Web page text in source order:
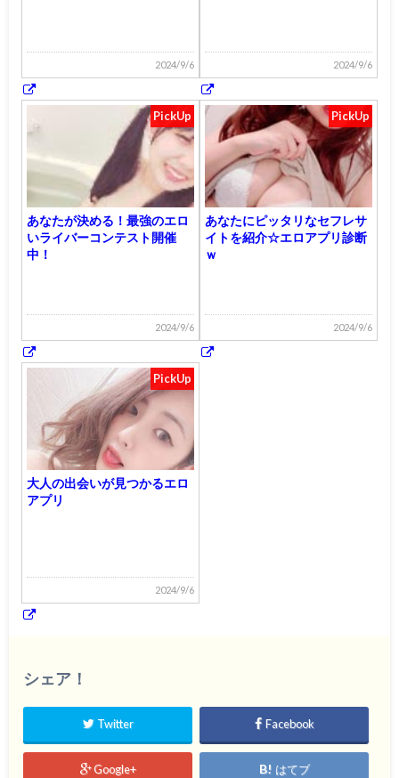
2024/9/6 2024/9/6
PickUp
あなたが決める！最強のエロ
いライバーコンテスト開催
中！
2024/9/6
PickUp
あなたにピッタリなセフレサ
イトを紹介☆エロアプリ診断
ｗ
2024/9/6
PickUp
大人の出会いが見つかるエロ
アプリ
2024/9/6
シェア！
Twitter Facebook
Google+ はてブ